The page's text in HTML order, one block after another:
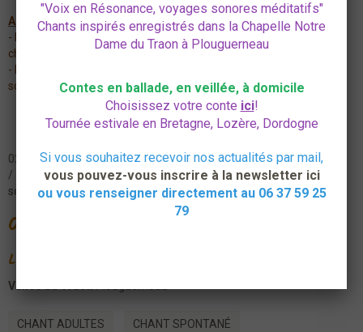
A PREVOIR SUR PLACE :
- Pour une éventuelle pratique en extérieur : vêtement et
chaussures adaptés (marche et pratique debout)
- Pour la salle, pratiques assises : chaussons/chaussettes, tapis de
sol, eau, de quoi écrire
02 98 25 25 32
https://www.assolechantdelaterre.com/accueil/l-arbre-de-vie-
sonore/ateliers/harmonie-corps-voix.html
Organisateur
Le Chant de la Terre
Vallée du Traon
CHANT ADULTES CHANT SPONTANÉ
"Voix en Résonance, voyages sonores méditatifs"
Chants inspirés enregistrés dans la Chapelle Notre
Dame du Traon à Plouguerneau
Contes en ballade, en veillée, à domicile
Choisissez votre conte ici!
Tournée estivale en Bretagne, Lozère, Dordogne
Si vous souhaitez recevoir nos actualités par mail,
vous pouvez-vous inscrire à la newsletter ici
ou vous renseigner directement au 06 37 59 25
79